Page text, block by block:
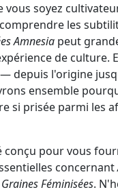
vous soyez
les
Amnesia peut
de culture.
depuis l'origine
ensemble
si prisée parmi les
conçu pour vous
concernant
Féminisées.